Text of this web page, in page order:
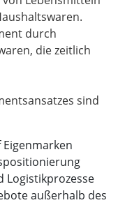
durch
die zeitlich
sind
Logistikprozesse
außerhalb des